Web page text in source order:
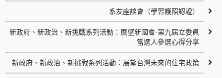
系友座談會（學習護照認證）
新政府、新政治、新挑戰系列活動：展望新國會-第九屆立委員
當選人參選心得分享
新政府、新政治、新挑戰系列活動：展望台灣未來的住宅政策